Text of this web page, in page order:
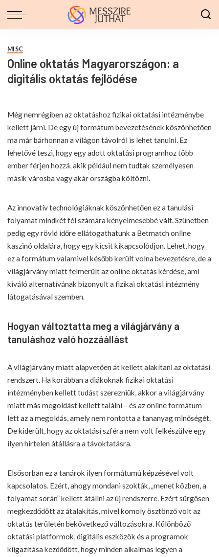
MISC
Online oktatás Magyarországon: a
digitális oktatás fejlődése
Még nemrégiben az oktatáshoz fizikai oktatási intézménybe
kellett járni. De egy új formátum bevezetésének köszönhetően
ma már bárhonnan a világon távolról is lehet tanulni. Ez
lehetővé teszi, hogy egy adott oktatási programhoz több
ember férjen hozzá, akik például nem tudtak személyesen
másik városba vagy akár országba költözni.
Az innovatív technológiáknak köszönhetően ez a tanulási
folyamat mindkét fél számára kényelmesebbé vált. Szünetben
pedig egy rövid időre ellátogathatunk a Betmatch online
kaszinó oldalára, hogy egy kicsit kikapcsolódjon. Lehet, hogy
ez a formátum valamivel később került volna bevezetésre, de a
világjárvány miatt felmerült az online oktatás kérdése, ami
kiváló alternatívának bizonyult a fizikai oktatási intézmény
látogatásával szemben.
Hogyan változtatta meg a világjárvány a
tanuláshoz való hozzáállást
A világjárvány miatt alapvetően át kellett alakítani az oktatási
rendszert. Ha korábban a diákoknak fizikai oktatási
intézményben kellett tudást szerezniük, akkor a világjárvány
miatt más megoldást kellett találni – és az online formátum
lett az a megoldás, amely nem rontotta a tananyag minőségét.
De kiderült, hogy az oktatási szféra nem volt felkészülve egy
ilyen hirtelen átállásra a távoktatásra.
Elsősorban ez a tanárok ilyen formátumú képzésével volt
kapcsolatos. Ezért, ahogy mondani szokták, „menet közben, a
folyamat során” kellett átállni az új rendszerre. Ezért sürgősen
megkezdődött az átalakítás, mivel komoly ösztönző volt az
oktatás területén bekövetkező változásokra. Különböző
oktatási platformok, digitális eszközök és a programok
kiigazítása kezdődött, hogy minden alkalmas legyen a